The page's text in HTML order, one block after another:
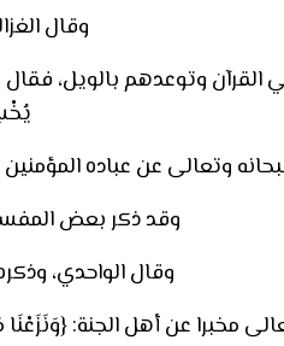
وقال
وتوعدهم بالويل،
وتعالى عن عباده المؤمنين
وقد ذكر بعض
وقال الواحدي،
مخبرا عن أهل الجنة: